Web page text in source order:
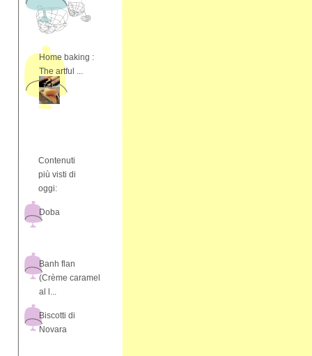
Home baking :
The artful ...
Contenuti
più visti di
oggi:
Doba
Banh flan
(Crème caramel
al l...
Biscotti di
Novara